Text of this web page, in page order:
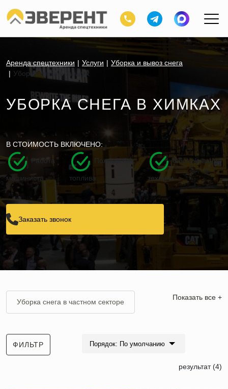
Аренда спецтехники Услуги
Уборка и вывоз снега
Уборка снега в Химках
УБОРКА СНЕГА В ХИМКАХ
В СТОИМОСТЬ ВКЛЮЧЕНО:
Работа
машиниста
Полный бак
топлива
Обслуживание
техники
Заказать звонок
Уборка снега в частном секторе
Уборка снега в Подольске
Показать все +
ФИЛЬТР Порядок: По умолчанию
результат (4)